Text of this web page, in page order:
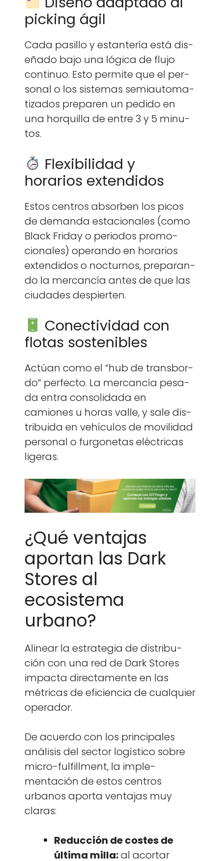
picking ágil
Cada pasil­lo y estantería está dis­
eña­do bajo una lóg­i­ca de flu­jo
con­tin­uo. Esto per­mite que el per­
son­al o los sis­temas semi­au­tom­a­
ti­za­dos pre­paren un pedi­do en
una horquil­la de entre 3 y 5 min­u­
tos.
Flexibilidad y
horarios extendidos
Estos cen­tros absorben los picos
de deman­da esta­cionales (como
Black Fri­day o peri­o­dos pro­mo­
cionales) operan­do en horar­ios
exten­di­dos o noc­turnos, preparan­
do la mer­cancía antes de que las
ciu­dades despierten.
Conectividad con
flotas sostenibles
Actúan como el “hub de trans­bor­
do” per­fec­to. La mer­cancía pesa­
da entra con­sol­i­da­da en
camiones u horas valle, y sale dis­
tribui­da en vehícu­los de movil­i­dad
per­son­al o fur­gone­tas eléc­tri­c­as
lig­eras.
¿Qué ventajas
aportan las Dark
Stores al
ecosistema
urbano?
Alin­ear la estrate­gia de dis­tribu­
ción con una red de Dark Stores
impacta direc­ta­mente en las
métri­c­as de efi­cien­cia de cualquier
oper­ador.
De acuer­do con los prin­ci­pales
análi­sis del sec­tor logís­ti­co sobre
micro-ful­fill­ment, la imple­
mentación de estos cen­tros
urbanos apor­ta ven­ta­jas muy
claras:
Reduc­ción de costes de
últi­ma mil­la:al acor­tar